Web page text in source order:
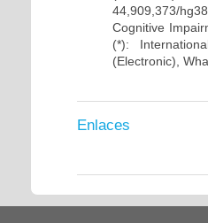
44,909,373/
Cognitive
(*):
(Electronic),
Enlaces